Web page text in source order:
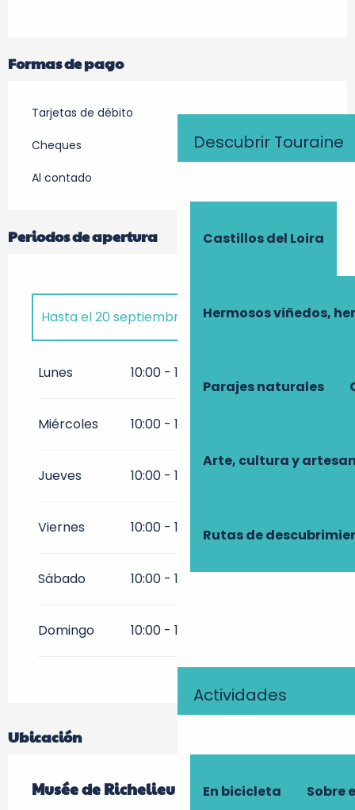
Descubrir Touraine
Castillos del Loira
Hermosos viñedos,
Parajes naturales
Arte, cultura y
Rutas de
Actividades
En bicicleta Sobre
Formas de pago
Tarjetas de débito
Cheques
Al contado
Periodos de apertura
2026
Hasta el20 septiembre 2026
diciembre 2026
Lunes 10:00 - 12:30
Miércoles 10:00 - 12:30
Jueves 10:00 - 12:30
Viernes 10:00 - 12:30 14:00 - 18:00
Sábado 10:00 - 12:30
Domingo 10:00 - 12:30
Ubicación
Musée de Richelieu